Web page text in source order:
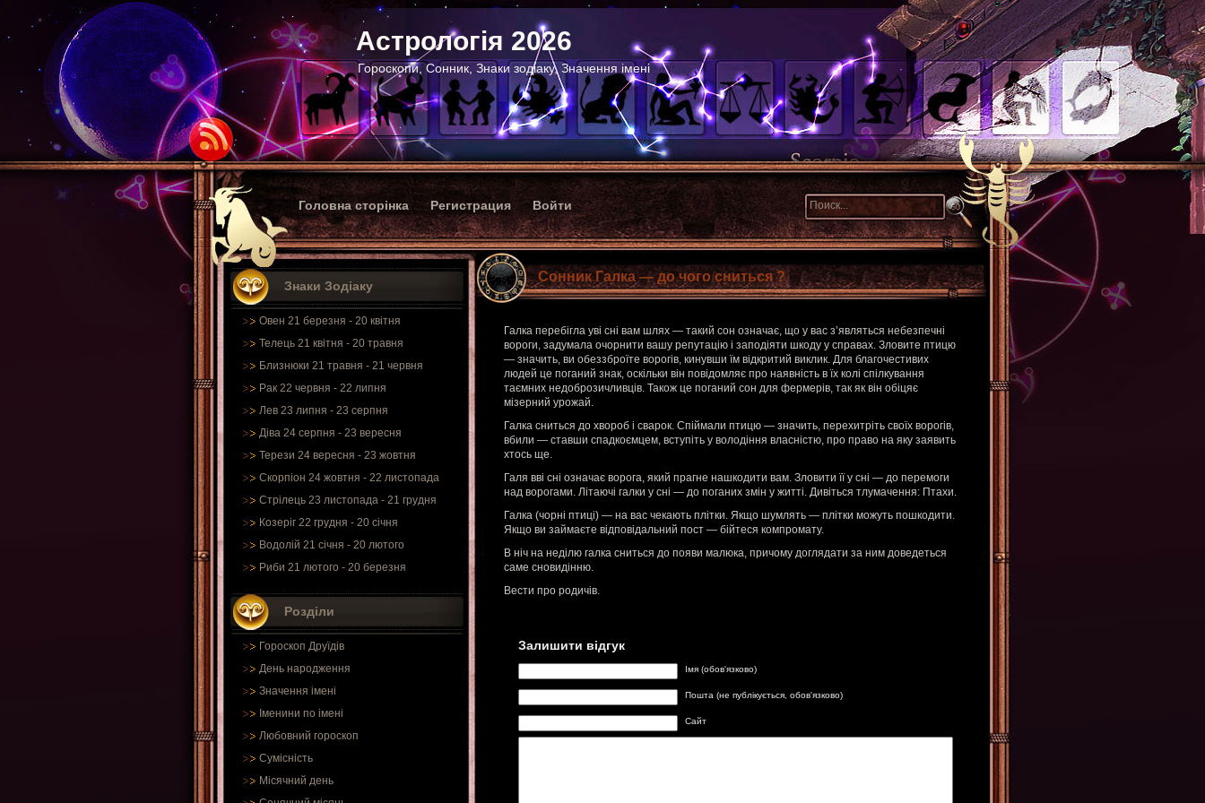
Астрологія 2026
Гороскопи, Сонник, Знаки зодіаку, Значення імені
Головна сторінка Регистрация Войти
Знаки Зодіаку
Овен 21 березня - 20 квітня
Телець 21 квітня - 20 травня
Близнюки 21 травня - 21 червня
Рак 22 червня - 22 липня
Лев 23 липня - 23 серпня
Діва 24 серпня - 23 вересня
Терези 24 вересня - 23 жовтня
Скорпіон 24 жовтня - 22 листопада
Стрілець 23 листопада - 21 грудня
Козеріг 22 грудня - 20 січня
Водолій 21 січня - 20 лютого
Риби 21 лютого - 20 березня
Розділи
Гороскоп Друїдів
День народження
Значення імені
Іменини по імені
Любовний гороскоп
Сумісність
Місячний день
Сонник Галка — до чого сниться ?
Галка перебігла уві сні вам шлях — такий сон означає, що у вас з’являться небезпечні
вороги, задумала очорнити вашу репутацію і заподіяти шкоду у справах. Зловите птицю
— значить, ви обеззброїте ворогів, кинувши їм відкритий виклик. Для благочестивих
людей це поганий знак, оскільки він повідомляє про наявність в їх колі спілкування
таємних недоброзичливців. Також це поганий сон для фермерів, так як він обіцяє
мізерний урожай.
Галка сниться до хвороб і сварок. Спіймали птицю — значить, перехитріть своїх ворогів,
вбили — ставши спадкоємцем, вступіть у володіння власністю, про право на яку заявить
хтось ще.
Галя вві сні означає ворога, який прагне нашкодити вам. Зловити її у сні — до перемоги
над ворогами. Літаючі галки у сні — до поганих змін у житті. Дивіться тлумачення: Птахи.
Галка (чорні птиці) — на вас чекають плітки. Якщо шумлять — плітки можуть пошкодити.
Якщо ви займаєте відповідальний пост — бійтеся компромату.
В ніч на неділю галка сниться до появи малюка, причому доглядати за ним доведеться
саме сновидінню.
Вести про родичів.
Залишити відгук
Імя (обов'язково)
Пошта (не публікується, обов'язково)
Сайт